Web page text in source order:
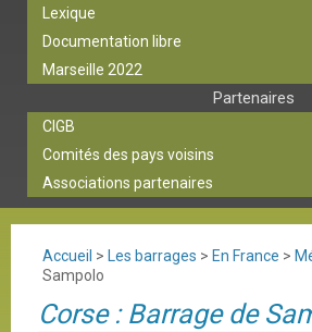
Lexique
Documentation libre
Marseille 2022
Partenaires
CIGB
Comités des pays voisins
Associations partenaires
Accueil > Les barrages > En France >
Sampolo
Corse : Barrage de